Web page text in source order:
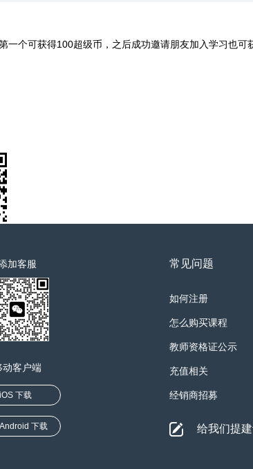
个可获得100超级币，之后成功邀请朋友加入学习也
加客服
动客户端
iOS 下载
Android 下载
常见问题
如何注册
怎么购买课程
教师资格证公示
充值相关
经销商招募
给我们提